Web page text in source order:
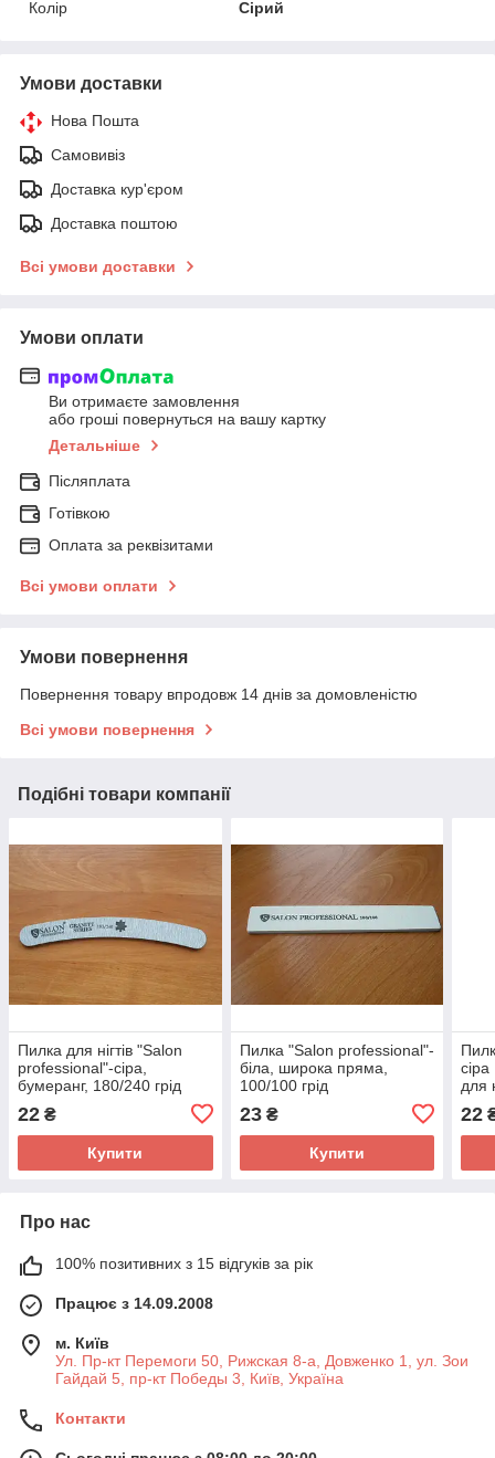
Колір
Сірий
Умови доставки
Нова Пошта
Самовивіз
Доставка кур'єром
Доставка поштою
Всі умови доставки
Умови оплати
Ви отримаєте замовлення
або гроші повернуться на вашу картку
Детальніше
Післяплата
Готівкою
Оплата за реквізитами
Всі умови оплати
Умови повернення
Повернення товару впродовж 14 днів за домовленістю
Всі умови повернення
Подібні товари компанії
Пилка для нігтів "Salon
professional"-сіра,
бумеранг, 180/240 грід
22 ₴
Купити
Пилка "Salon professional"-
біла, широка пряма,
100/100 грід
23₴
Купити
для
22
Про нас
100% позитивних з 15 відгуків за рік
Працює з 14.09.2008
м. Київ
Ул. Пр-кт Перемоги 50, Рижская 8-а, Довженко 1, ул. Зои
Гайдай 5, пр-кт Победы 3, Київ, Україна
Контакти